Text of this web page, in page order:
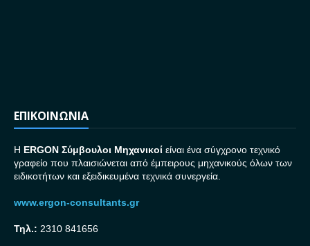
ΕΠΙΚΟΙΝΩΝΙΑ
H ERGON Σύμβουλοι Μηχανικοί είναι ένα σύγχρονο τεχνικό
γραφείο που πλαισιώνεται από έμπειρους μηχανικούς όλων των
ειδικοτήτων και εξειδικευμένα τεχνικά συνεργεία.
www.ergon-consultants.gr
Τηλ.: 2310 841656